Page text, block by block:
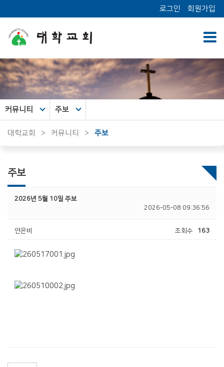
회원가입
로그인
커뮤니티 주보
대학교회 > 커뮤니티 > 주보
주보
2026년 5월 10일 주보
2026-05-08 09:36:56
연은비 조회수 163